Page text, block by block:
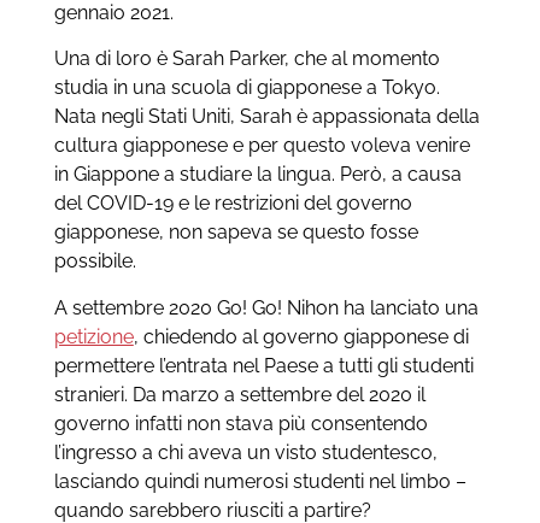
gennaio 2021.
Una di loro è Sarah Parker, che al momento
studia in una scuola di giapponese a Tokyo.
Nata negli Stati Uniti, Sarah è appassionata della
cultura giapponese e per questo voleva venire
in Giappone a studiare la lingua. Però, a causa
del COVID-19 e le restrizioni del governo
giapponese, non sapeva se questo fosse
possibile.
A settembre 2020 Go! Go! Nihon ha lanciato una
petizione, chiedendo al governo giapponese di
permettere l’entrata nel Paese a tutti gli studenti
stranieri. Da marzo a settembre del 2020 il
governo infatti non stava più consentendo
l’ingresso a chi aveva un visto studentesco,
lasciando quindi numerosi studenti nel limbo –
quando sarebbero riusciti a partire?